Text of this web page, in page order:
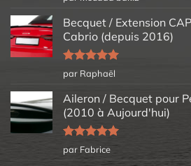
5
Becquet / Extension
Cabrio (depuis 2016)
Note5sur
5
par Raphaël
Aileron / Becquet pour
(2010 à Aujourd'hui)
Note5sur
5
par Fabrice